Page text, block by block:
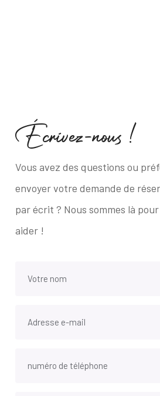
Écrivez-nous !
Vous avez des questions ou
envoyer votre demande de
par écrit ? Nous sommes là
aider !